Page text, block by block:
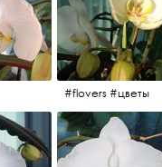
#flovers #цветы